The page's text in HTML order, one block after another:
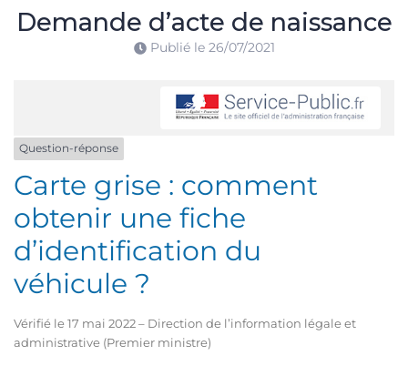
Demande d’acte de naissance
Publié le 26/07/2021
Question-réponse
Carte grise : comment
obtenir une fiche
d’identification du
véhicule ?
Vérifié le 17 mai 2022 – Direction de l’information légale et
administrative (Premier ministre)